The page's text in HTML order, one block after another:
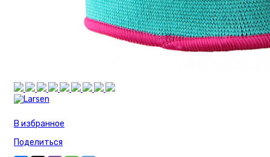
Очки горнолыжные
Бадминтон/
Кетчбол
В избранное
Поделиться